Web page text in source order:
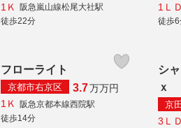
1Ｋ
阪急嵐山線松尾大社駅
徒歩22分
1Ｌ
徒歩
フローライト
京都市右京区 3.7万万円
1Ｋ 阪急京都本線西院駅
徒歩14分
シ
ｘ
京
3Ｌ